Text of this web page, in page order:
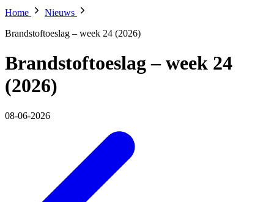
Home
Nieuws
Brandstoftoeslag – week 24 (2026)
Brandstoftoeslag – week 24
(2026)
08-06-2026